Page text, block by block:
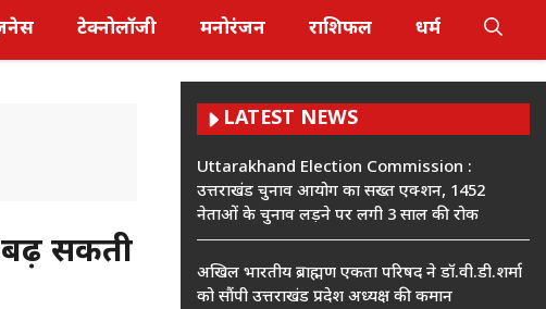
टेक्नोलॉजी मनोरंजन राशिफल धर्म
बढ़ सकती
LATEST NEWS
Uttarakhand Election Commission :
उत्तराखंड चुनाव आयोग का सख्त एक्शन, 1452
नेताओं के चुनाव लड़ने पर लगी 3 साल की रोक
अखिल भारतीय ब्राह्मण एकता परिषद ने डॉ.वी.डी.शर्मा
को सौंपी उत्तराखंड प्रदेश अध्यक्ष की कमान